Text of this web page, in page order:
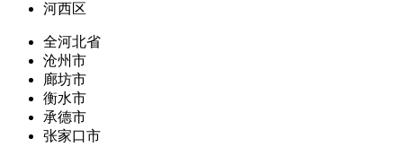
河西区
全河北省
沧州市
廊坊市
衡水市
承德市
张家口市